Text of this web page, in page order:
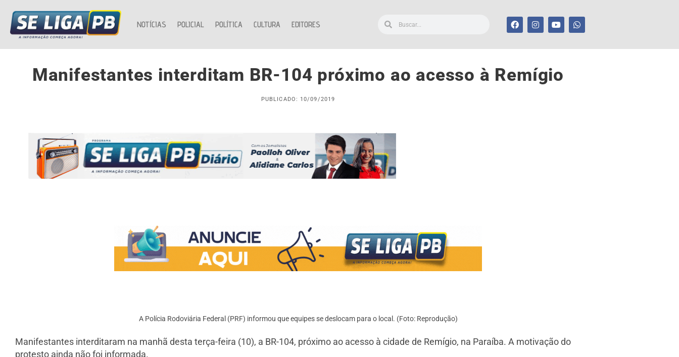
NOTÍCIAS POLICIAL POLÍTICA CULTURA EDITORES
Manifestantes interditam BR-104 próximo ao acesso à Remígio
PUBLICADO: 10/09/2019
A Polícia Rodoviária Federal (PRF) informou que equipes se deslocam para o local. (Foto: Reprodução)
Manifestantes interditaram na manhã desta terça-feira (10), a BR-104, próximo ao acesso à cidade de Remígio, na Paraíba. A motivação do
protesto ainda não foi informada.